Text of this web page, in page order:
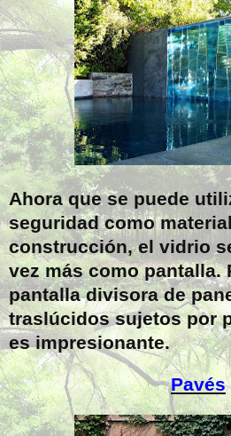
Ahora que se puede
seguridad como
construcción, el vidrio
vez más como pantalla.
pantalla divisora de
traslúcidos sujetos por
es impresionante.
Pavés